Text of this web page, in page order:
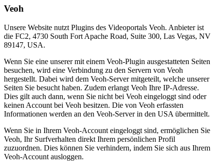
Veoh
Unsere Website nutzt Plugins des Videoportals Veoh. Anbieter ist
die FC2, 4730 South Fort Apache Road, Suite 300, Las Vegas, NV
89147, USA.
Wenn Sie eine unserer mit einem Veoh-Plugin ausgestatteten Seiten
besuchen, wird eine Verbindung zu den Servern von Veoh
hergestellt. Dabei wird dem Veoh-Server mitgeteilt, welche unserer
Seiten Sie besucht haben. Zudem erlangt Veoh Ihre IP-Adresse.
Dies gilt auch dann, wenn Sie nicht bei Veoh eingeloggt sind oder
keinen Account bei Veoh besitzen. Die von Veoh erfassten
Informationen werden an den Veoh-Server in den USA übermittelt.
Wenn Sie in Ihrem Veoh-Account eingeloggt sind, ermöglichen Sie
Veoh, Ihr Surfverhalten direkt Ihrem persönlichen Profil
zuzuordnen. Dies können Sie verhindern, indem Sie sich aus Ihrem
Veoh-Account ausloggen.